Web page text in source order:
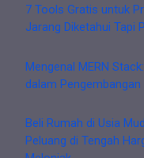
7 Tools Gratis untuk
Jarang Diketahui Tapi
Mengenal MERN
dalam Pengembangan
Beli Rumah di Usia
Peluang di Tengah